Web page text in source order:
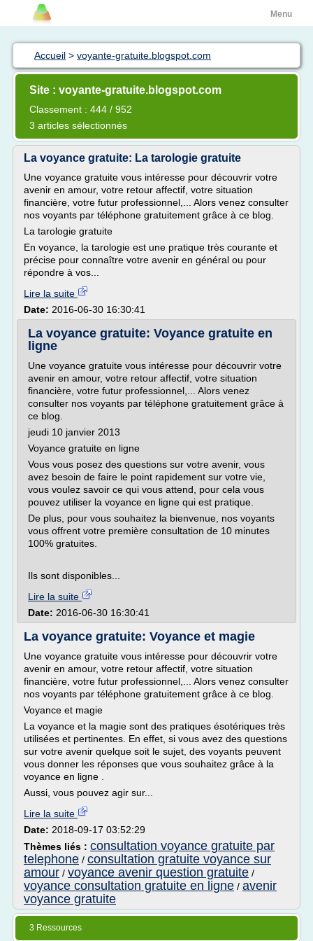
Menu
Accueil > voyante-gratuite.blogspot.com
Site : voyante-gratuite.blogspot.com
Classement : 444 / 952
3 articles sélectionnés
La voyance gratuite: La tarologie gratuite
Une voyance gratuite vous intéresse pour découvrir votre
avenir en amour, votre retour affectif, votre situation
financière, votre futur professionnel,... Alors venez consulter
nos voyants par téléphone gratuitement grâce à ce blog.
La tarologie gratuite
En voyance, la tarologie est une pratique très courante et
précise pour connaître votre avenir en général ou pour
répondre à vos...
Lire la suite
Date: 2016-06-30 16:30:41
La voyance gratuite: Voyance gratuite en
ligne
Une voyance gratuite vous intéresse pour découvrir votre
avenir en amour, votre retour affectif, votre situation
financière, votre futur professionnel,... Alors venez
consulter nos voyants par téléphone gratuitement grâce à
ce blog.
jeudi 10 janvier 2013
Voyance gratuite en ligne
Vous vous posez des questions sur votre avenir, vous
avez besoin de faire le point rapidement sur votre vie,
vous voulez savoir ce qui vous attend, pour cela vous
pouvez utiliser la voyance en ligne qui est pratique.
De plus, pour vous souhaitez la bienvenue, nos voyants
vous offrent votre première consultation de 10 minutes
100% gratuites.
Ils sont disponibles...
Lire la suite
Date: 2016-06-30 16:30:41
La voyance gratuite: Voyance et magie
Une voyance gratuite vous intéresse pour découvrir votre
avenir en amour, votre retour affectif, votre situation
financière, votre futur professionnel,... Alors venez consulter
nos voyants par téléphone gratuitement grâce à ce blog.
Voyance et magie
La voyance et la magie sont des pratiques ésotériques très
utilisées et pertinentes. En effet, si vous avez des questions
sur votre avenir quelque soit le sujet, des voyants peuvent
vous donner les réponses que vous souhaitez grâce à la
voyance en ligne .
Aussi, vous pouvez agir sur...
Lire la suite
Date: 2018-09-17 03:52:29
Thèmes liés : consultation voyance gratuite par
telephone / consultation gratuite voyance sur
amour / voyance avenir question gratuite /
voyance consultation gratuite en ligne / avenir
voyance gratuite
3 Ressources